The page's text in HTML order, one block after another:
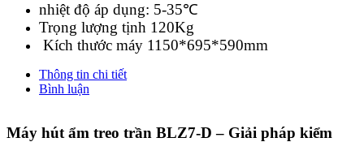
nhiệt độ áp dụng: 5-35℃
Trọng lượng tịnh 120Kg
Kích thước máy 1150*695*590mm
Thông tin chi tiết
Bình luận
Máy hút ẩm treo trần BLZ7-D – Giải pháp kiểm